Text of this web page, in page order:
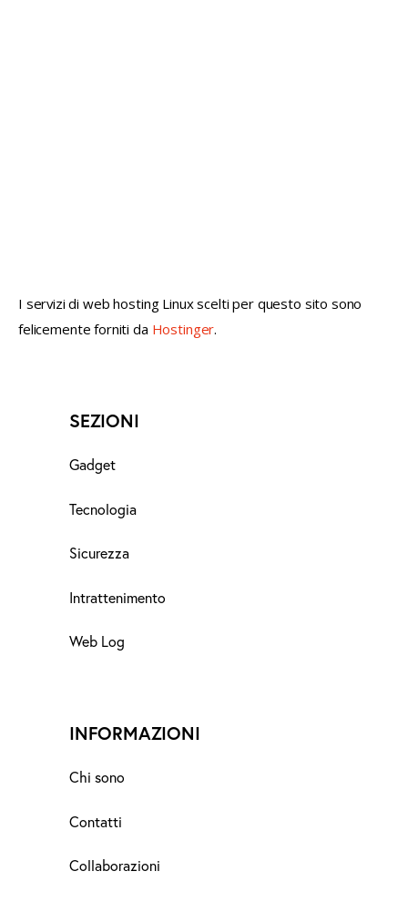
I servizi di web hosting Linux scelti per questo sito sono
felicemente forniti da Hostinger.
SEZIONI
Gadget
Tecnologia
Sicurezza
Intrattenimento
Web Log
INFORMAZIONI
Chi sono
Contatti
Collaborazioni